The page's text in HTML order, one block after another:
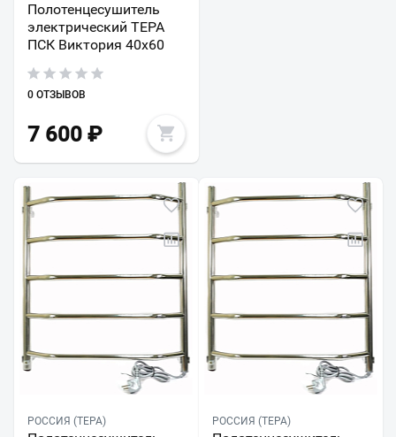
Полотенцесушитель
электрический ТЕРА
ПСК Виктория 40х60
0 ОТЗЫВОВ
7 600 ₽
РОССИЯ (ТЕРА) РОССИЯ (ТЕРА)